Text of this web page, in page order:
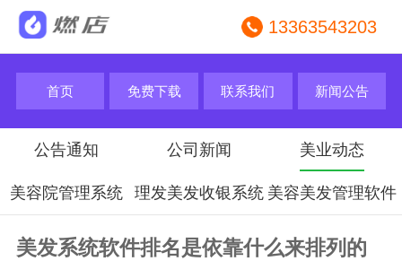
13363543203
首页 免费下载 联系我们 新闻公告
公告通知 公司新闻 美业动态
美容院管理系统 理发美发收银系统 美容美发管理软件
美发系统软件排名是依靠什么来排列的